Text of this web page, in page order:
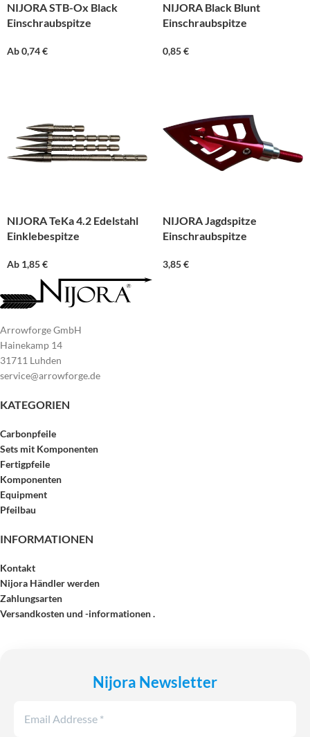
NIJORA STB-Ox Black
Einschraubspitze
Ab0,74€
NIJORA Black Blunt
Einschraubspitze
0,85€
NIJORA TeKa 4.2 Edelstahl
Einklebespitze
Ab 1,85€
NIJORA Jagdspitze
Einschraubspitze
3,85€
Arrowforge GmbH
Hainekamp 14
31711 Luhden
service@arrowforge.de
KATEGORIEN
Carbonpfeile
Sets mit Komponenten
Fertigpfeile
Komponenten
Equipment
Pfeilbau
INFORMATIONEN
Kontakt
Nijora Händler werden
Zahlungsarten
Versandkosten und -informationen .
Nijora Newsletter